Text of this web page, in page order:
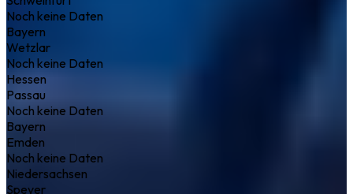
Noch keine Daten
Bayern
Wetzlar
Noch keine Daten
Hessen
Passau
Noch keine Daten
Bayern
Emden
Noch keine Daten
Niedersachsen
Speyer